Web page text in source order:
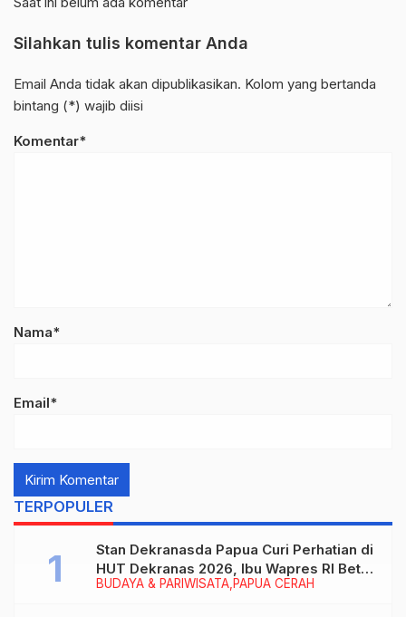
Silahkan tulis komentar Anda
Email Anda tidak akan dipublikasikan. Kolom yang bertanda
bintang (*) wajib diisi
Komentar*
Nama*
Email*
TERPOPULER
BUDAYA & PARIWISATA PAPUA CERAH
Stan Dekranasda Papua Curi Perhatian di
HUT Dekranas 2026, Ibu Wapres RI Betah
Menikmati Karya Perajin